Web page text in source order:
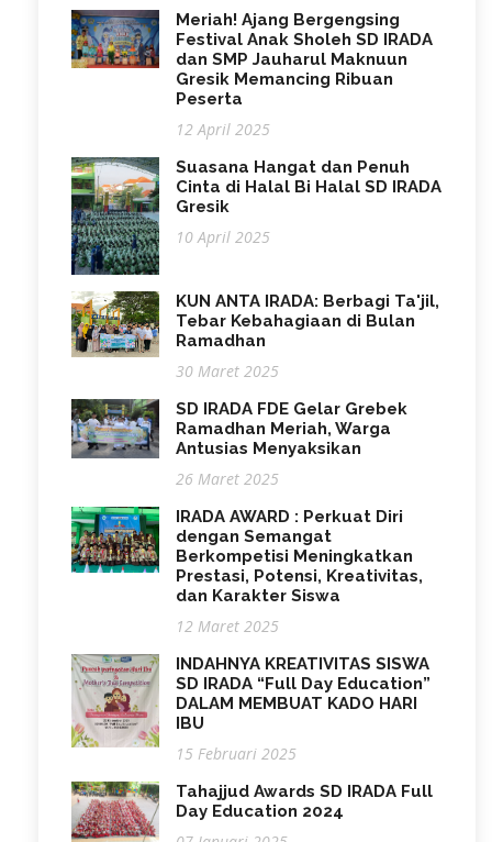
Meriah! Ajang Bergengsing
Festival Anak Sholeh SD IRADA
dan SMP Jauharul Maknuun
Gresik Memancing Ribuan
Peserta
12 April 2025
Suasana Hangat dan Penuh
Cinta di Halal Bi Halal SD IRADA
Gresik
10 April 2025
KUN ANTA IRADA: Berbagi Ta'jil,
Tebar Kebahagiaan di Bulan
Ramadhan
30 Maret 2025
SD IRADA FDE Gelar Grebek
Ramadhan Meriah, Warga
Antusias Menyaksikan
26 Maret 2025
IRADA AWARD : Perkuat Diri
dengan Semangat
Berkompetisi Meningkatkan
Prestasi, Potensi, Kreativitas,
dan Karakter Siswa
12 Maret 2025
INDAHNYA KREATIVITAS SISWA
SD IRADA “Full Day Education”
DALAM MEMBUAT KADO HARI
IBU
15 Februari 2025
Tahajjud Awards SD IRADA Full
Day Education 2024